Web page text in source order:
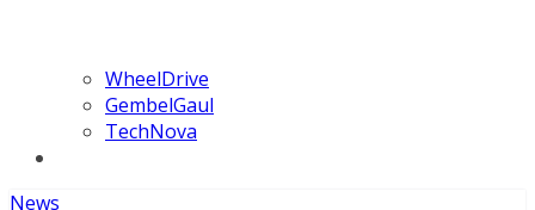
WheelDrive
GembelGaul
TechNova
News